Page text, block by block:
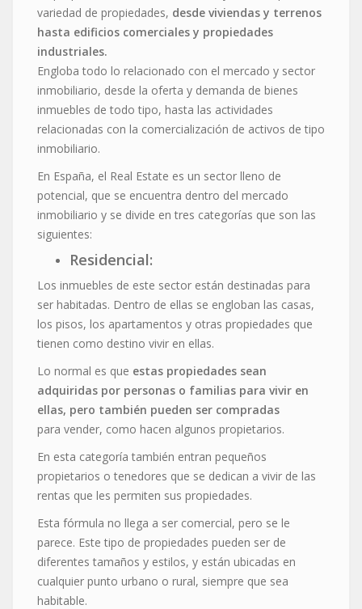
variedad de propiedades, desde viviendas y terrenos
hasta edificios comerciales y propiedades
industriales.
Engloba todo lo relacionado con el mercado y sector
inmobiliario, desde la oferta y demanda de bienes
inmuebles de todo tipo, hasta las actividades
relacionadas con la comercialización de activos de tipo
inmobiliario.
En España, el Real Estate es un sector lleno de
potencial, que se encuentra dentro del mercado
inmobiliario y se divide en tres categorías que son las
siguientes:
Residencial:
Los inmuebles de este sector están destinadas para
ser habitadas. Dentro de ellas se engloban las casas,
los pisos, los apartamentos y otras propiedades que
tienen como destino vivir en ellas.
Lo normal es que estas propiedades sean
adquiridas por personas o familias para vivir en
ellas, pero también pueden ser compradas
para vender, como hacen algunos propietarios.
En esta categoría también entran pequeños
propietarios o tenedores que se dedican a vivir de las
rentas que les permiten sus propiedades.
Esta fórmula no llega a ser comercial, pero se le
parece. Este tipo de propiedades pueden ser de
diferentes tamaños y estilos, y están ubicadas en
cualquier punto urbano o rural, siempre que sea
habitable.